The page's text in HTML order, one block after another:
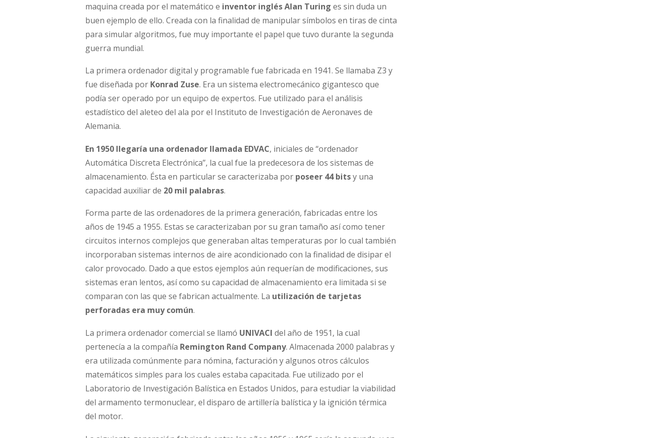
maquina creada por el matemático e inventor inglés Alan Turing es sin duda un
buen ejemplo de ello. Creada con la finalidad de manipular símbolos en tiras de cinta
para simular algoritmos, fue muy importante el papel que tuvo durante la segunda
guerra mundial.
La primera ordenador digital y programable fue fabricada en 1941. Se llamaba Z3 y
fue diseñada por Konrad Zuse. Era un sistema electromecánico gigantesco que
podía ser operado por un equipo de expertos. Fue utilizado para el análisis
estadístico del aleteo del ala por el Instituto de Investigación de Aeronaves de
Alemania.
En 1950 llegaría una ordenador llamada EDVAC, iniciales de “ordenador
Automática Discreta Electrónica”, la cual fue la predecesora de los sistemas de
almacenamiento. Ésta en particular se caracterizaba por poseer 44 bitsy una
capacidad auxiliar de 20 mil palabras.
Forma parte de las ordenadores de la primera generación, fabricadas entre los
años de 1945 a 1955. Estas se caracterizaban por su gran tamaño así como tener
circuitos internos complejos que generaban altas temperaturas por lo cual también
incorporaban sistemas internos de aire acondicionado con la finalidad de disipar el
calor provocado. Dado a que estos ejemplos aún requerían de modificaciones, sus
sistemas eran lentos, así como su capacidad de almacenamiento era limitada si se
comparan con las que se fabrican actualmente. La utilización de tarjetas
perforadas era muy común.
La primera ordenador comercial se llamó UNIVACI del año de 1951, la cual
pertenecía a la compañía Remington Rand Company. Almacenada 2000 palabras y
era utilizada comúnmente para nómina, facturación y algunos otros cálculos
matemáticos simples para los cuales estaba capacitada. Fue utilizado por el
Laboratorio de Investigación Balística en Estados Unidos, para estudiar la viabilidad
del armamento termonuclear, el disparo de artillería balística y la ignición térmica
del motor.